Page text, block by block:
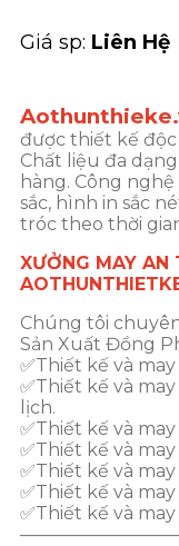
được thiết kế
Chất liệu đa
hàng. Công
sắc, hình in sắc
tróc theo thời
XƯỞNG MAY AN
Chúng tôi
Sản Xuất Đồng
✅Thiết kế và
✅Thiết kế và
lịch.
✅Thiết kế và
✅Thiết kế và
✅Thiết kế và
✅Thiết kế và
✅Thiết kế và
Giá sp: Liên Hệ